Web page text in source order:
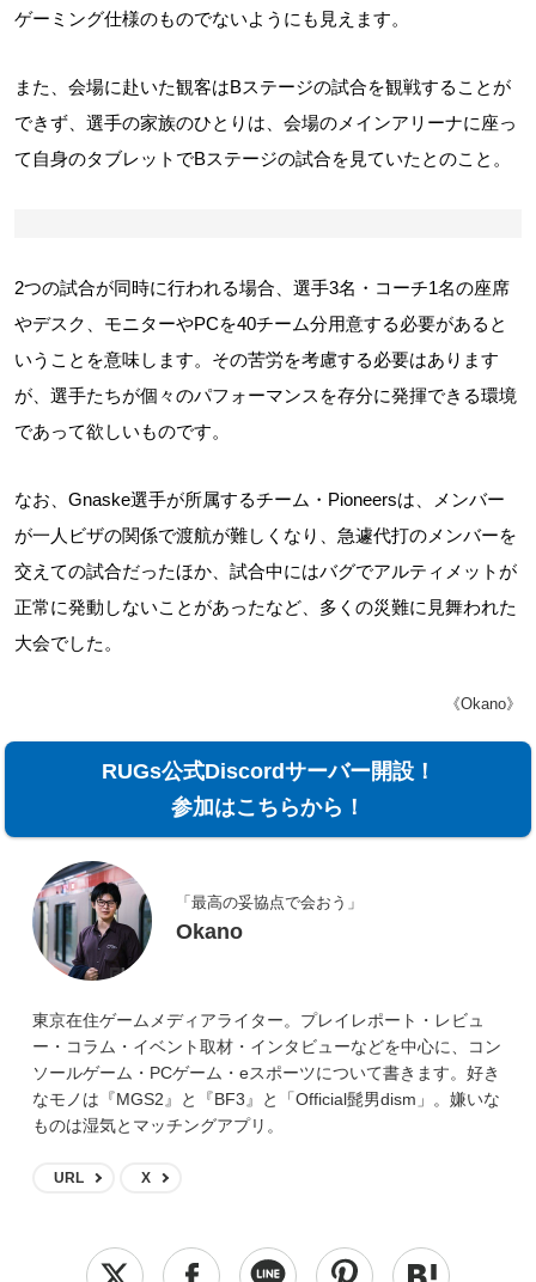
ゲーミング仕様のものでないようにも見えます。
また、会場に赴いた観客はBステージの試合を観戦することが
できず、選手の家族のひとりは、会場のメインアリーナに座っ
て自身のタブレットでBステージの試合を見ていたとのこと。
2つの試合が同時に行われる場合、選手3名・コーチ1名の座席
やデスク、モニターやPCを40チーム分用意する必要があると
いうことを意味します。その苦労を考慮する必要はあります
が、選手たちが個々のパフォーマンスを存分に発揮できる環境
であって欲しいものです。
なお、Gnaske選手が所属するチーム・Pioneersは、メンバー
が一人ビザの関係で渡航が難しくなり、急遽代打のメンバーを
交えての試合だったほか、試合中にはバグでアルティメットが
正常に発動しないことがあったなど、多くの災難に見舞われた
大会でした。
《Okano》
RUGs公式Discordサーバー開設！
参加はこちらから！
「最高の妥協点で会おう」
Okano
東京在住ゲームメディアライター。プレイレポート・レビュ
ー・コラム・イベント取材・インタビューなどを中心に、コン
ソールゲーム・PCゲーム・eスポーツについて書きます。好き
なモノは『MGS2』と『BF3』と「Official髭男dism」。嫌いな
ものは湿気とマッチングアプリ。
URL X